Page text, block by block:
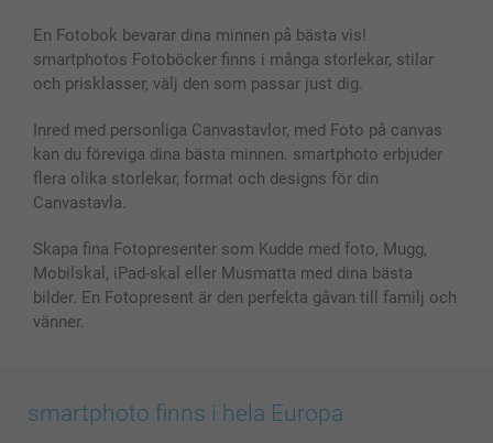
En Fotobok bevarar dina minnen på bästa vis!
smartphotos Fotoböcker finns i många storlekar, stilar
och prisklasser, välj den som passar just dig.
Inred med personliga Canvastavlor, med Foto på canvas
kan du föreviga dina bästa minnen. smartphoto erbjuder
flera olika storlekar, format och designs för din
Canvastavla.
Skapa fina Fotopresenter som Kudde med foto, Mugg,
Mobilskal, iPad-skal eller Musmatta med dina bästa
bilder. En Fotopresent är den perfekta gåvan till familj och
vänner.
smartphoto finns i hela Europa